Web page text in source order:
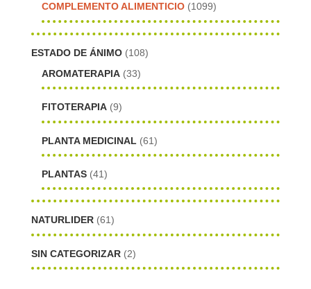
COMPLEMENTO ALIMENTICIO (1099)
ESTADO DE ÁNIMO (108)
AROMATERAPIA (33)
FITOTERAPIA (9)
PLANTA MEDICINAL (61)
PLANTAS (41)
NATURLIDER (61)
SIN CATEGORIZAR (2)